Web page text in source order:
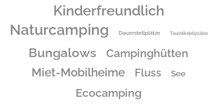
Kinderfreundlich
Naturcamping
Dauerstellplätze Touristikstellplätze
Bungalows Campinghütten
Miet-Mobilheime Fluss See
Ecocamping